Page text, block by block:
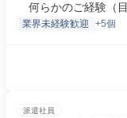
何らかのご経験（
業界未経験歓迎 +5個
派遣社員